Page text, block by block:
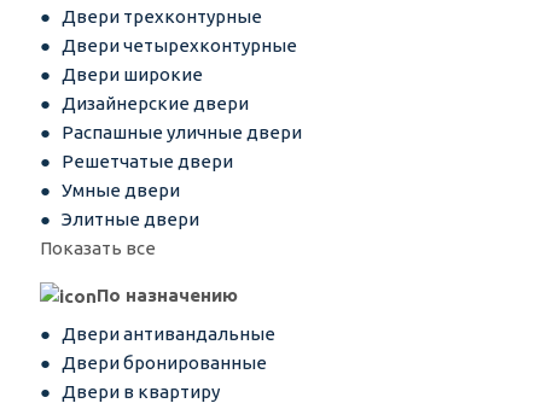
Двери трехконтурные
Двери четырехконтурные
Двери широкие
Дизайнерские двери
Распашные уличные двери
Решетчатые двери
Умные двери
Элитные двери
Показать все
По назначению
Двери антивандальные
Двери бронированные
Двери в квартиру